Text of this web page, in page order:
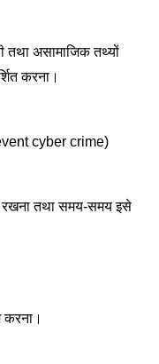
तथा असामाजिक तथ्यों
करना।
cyber crime)
रखना तथा समय-समय इसे
करना।